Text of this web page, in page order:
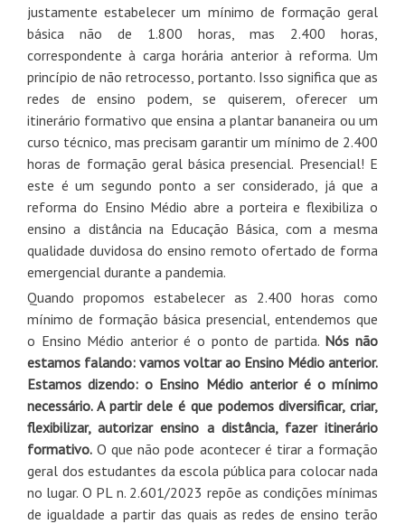
justamente estabelecer um mínimo de formação geral
básica não de 1.800 horas, mas 2.400 horas,
correspondente à carga horária anterior à reforma. Um
princípio de não retrocesso, portanto. Isso significa que as
redes de ensino podem, se quiserem, oferecer um
itinerário formativo que ensina a plantar bananeira ou um
curso técnico, mas precisam garantir um mínimo de 2.400
horas de formação geral básica presencial. Presencial! E
este é um segundo ponto a ser considerado, já que a
reforma do Ensino Médio abre a porteira e flexibiliza o
ensino a distância na Educação Básica, com a mesma
qualidade duvidosa do ensino remoto ofertado de forma
emergencial durante a pandemia.
Quando propomos estabelecer as 2.400 horas como
mínimo de formação básica presencial, entendemos que
o Ensino Médio anterior é o ponto de partida. Nós não
estamos falando: vamos voltar ao Ensino Médio anterior.
Estamos dizendo: o Ensino Médio anterior é o mínimo
necessário. A partir dele é que podemos diversificar, criar,
flexibilizar, autorizar ensino a distância, fazer itinerário
formativo. O que não pode acontecer é tirar a formação
geral dos estudantes da escola pública para colocar nada
no lugar. O PL n. 2.601/2023 repõe as condições mínimas
de igualdade a partir das quais as redes de ensino terão